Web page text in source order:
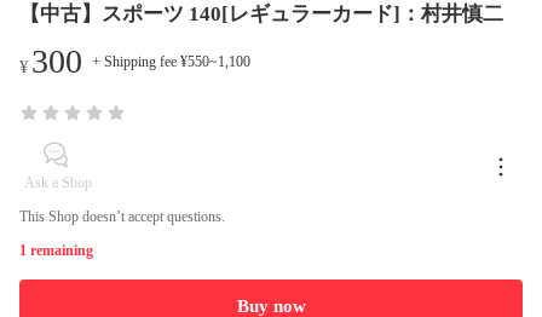
【中古】スポーツ 140[レギュラーカード]：村井慎二
¥300 + Shipping fee ¥550~1,100
Ask a Shop
This Shop doesn’t accept questions.
1 remaining
Buy now